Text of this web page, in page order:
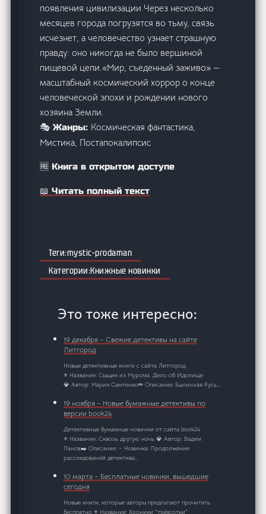
появления цивилизации.Через несколько
месяцев города погрузятся во тьму, связь
исчезнет, а человечество узнает страшную
правду: оно никогда не было вершиной
пищевой цепи.«Мир, съеденный заживо» —
масштабный космический хоррор о конце
человеческой эпохи и рождении нового
хозяина Земли.
🎭 Жанры: Космическая фантастика,
Мистика, Постапокалипсис
🆓 Книга в открытом доступе
📖 Читать полный текст
mystic-prodaman
Книжные новинки
Это тоже интересно:
19 декабря – Свежие детективы на сайте
Литгород
Новые детективные книги с сайта Литгород
⭐ Название: Сыщик из Мурома. Дело об Идолище
💎 Автор: Мария Самтенко✏ Описание: Былинная Русь.…
19 ноября – Новые бумажные детективы по
версии book24
Детективные бумажные новинки от сайта book24
⭐ Название: Сквозь другую ночь 💎 Автор: Вадим
Панов✒️ Описание: – Новинка. Продолжение
расследований детектива…
10 марта – Бесплатные новинки, вышедшие
сегодня
Новые книги, которые авторы предлагают прочитать
бесплатно ⭐ Название: Хроники "трёхсотки"